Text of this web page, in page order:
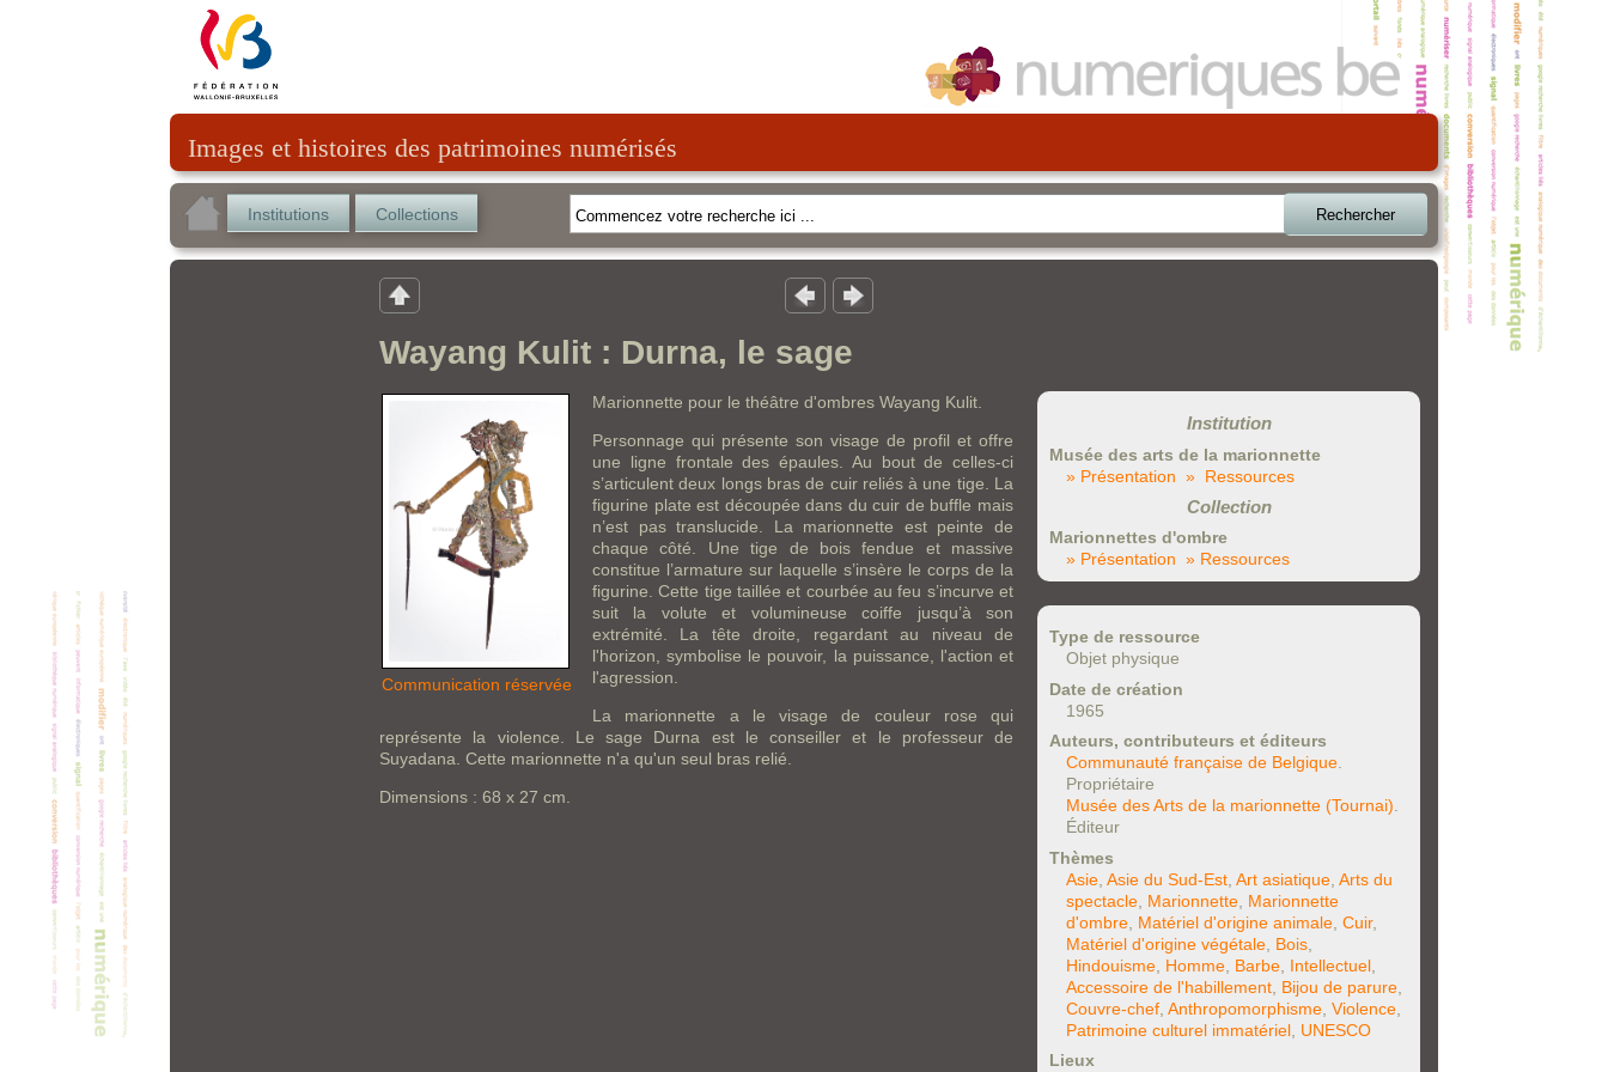
Images et histoires des patrimoines numérisés
Institutions Collections Rechercher
Wayang Kulit : Durna, le sage
Communication réservée
Marionnette pour le théâtre d'ombres Wayang Kulit.
Personnage qui présente son visage de profil et offre
une ligne frontale des épaules. Au bout de celles-ci
s’articulent deux longs bras de cuir reliés à une tige. La
figurine plate est découpée dans du cuir de buffle mais
n’est pas translucide. La marionnette est peinte de
chaque côté. Une tige de bois fendue et massive
constitue l’armature sur laquelle s’insère le corps de la
figurine. Cette tige taillée et courbée au feu s’incurve et
suit la volute et volumineuse coiffe jusqu’à son
extrémité. La tête droite, regardant au niveau de
l'horizon, symbolise le pouvoir, la puissance, l'action et
l'agression.
La marionnette a le visage de couleur rose qui
représente la violence. Le sage Durna est le conseiller et le professeur de
Suyadana. Cette marionnette n'a qu'un seul bras relié.
Dimensions : 68 x 27 cm.
Institution
Musée des arts de la marionnette
» Présentation » Ressources
Collection
Marionnettes d'ombre
» Présentation » Ressources
Type de ressource
Objet physique
Date de création
1965
Auteurs, contributeurs et éditeurs
Communauté française de Belgique.
Propriétaire
Musée des Arts de la marionnette (Tournai).
Éditeur
Thèmes
Asie Asie du Sud-Est Art asiatique Arts du
spectacle Marionnette Marionnette
d'ombre Matériel d'origine animale Cuir,
Matériel d'origine végétale Bois
Hindouisme Homme Barbe Intellectuel
Accessoire de l'habillement Bijou de parure
Couvre-chef Anthropomorphisme Violence
Patrimoine culturel immatériel UNESCO
Lieux